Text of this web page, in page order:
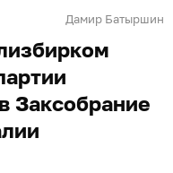
Дамир Батыршин
Заксобрание